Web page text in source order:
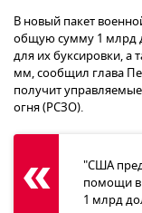
В новый пакет
общую сумму 1 млрд
для их буксировки, а
мм, сообщил глава
получит
огня (РСЗО).
"США
помощи в
1 млрд